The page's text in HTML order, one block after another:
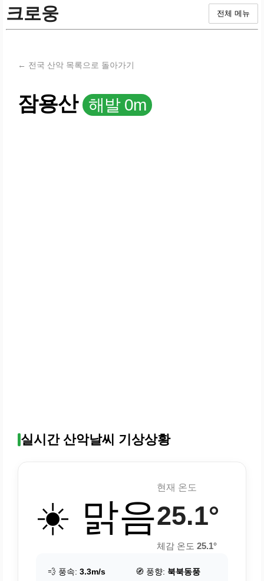
크로웅 전체 메뉴
← 전국 산악 목록으로 돌아가기
잠용산 해발 0m
실시간 산악날씨 기상상황
☀️ 맑음
현재 온도
25.1°
체감 온도 25.1°
💨 풍속: 3.3m/s 🧭 풍향: 북북동풍